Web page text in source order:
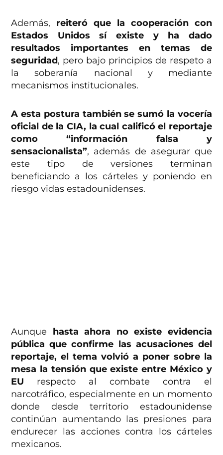
Además, reiteró que la cooperación con
Estados Unidos sí existe y ha dado
resultados importantes en temas de
seguridad, pero bajo principios de respeto a
la soberanía nacional y mediante
mecanismos institucionales.
A esta postura también se sumó la vocería
oficial de la CIA, la cual calificó el reportaje
como “información falsa y
sensacionalista”, además de asegurar que
este tipo de versiones terminan
beneficiando a los cárteles y poniendo en
riesgo vidas estadounidenses.
Aunque hasta ahora no existe evidencia
pública que confirme las acusaciones del
reportaje, el tema volvió a poner sobre la
mesa la tensión que existe entre México y
EU respecto al combate contra el
narcotráfico, especialmente en un momento
donde desde territorio estadounidense
continúan aumentando las presiones para
endurecer las acciones contra los cárteles
mexicanos.